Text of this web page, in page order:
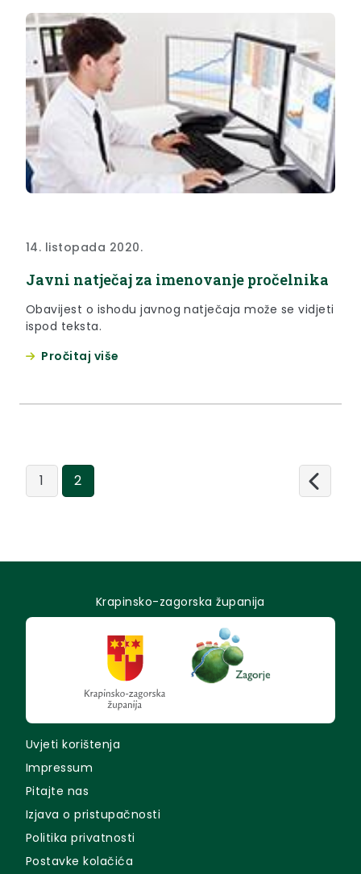
14. listopada 2020.
Javni natječaj za imenovanje pročelnika
Obavijest o ishodu javnog natječaja može se vidjeti
ispod teksta.
Pročitaj više
1 2
Krapinsko-zagorska županija
Uvjeti korištenja
Impressum
Pitajte nas
Izjava o pristupačnosti
Politika privatnosti
Postavke kolačića